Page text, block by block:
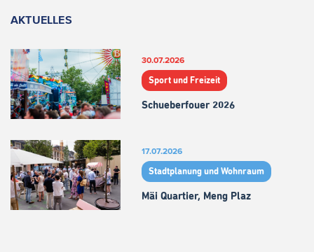
AKTUELLES
30.07.2026
Sport und Freizeit
Schueberfouer 2026
17.07.2026
Stadtplanung und Wohnraum
Mäi Quartier, Meng Plaz